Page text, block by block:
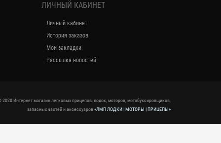
ЛИЧНЫЙ КАБИНЕТ
Личный кабинет
История заказов
Мои закладки
Рассылка новостей
2020 Интернет магазин легковых прицепов, лодок, моторов, мотобуксировщиков,
запасных частей и аксессуаров«ЛМП ЛОДКИ | МОТОРЫ | ПРИЦЕПЫ»